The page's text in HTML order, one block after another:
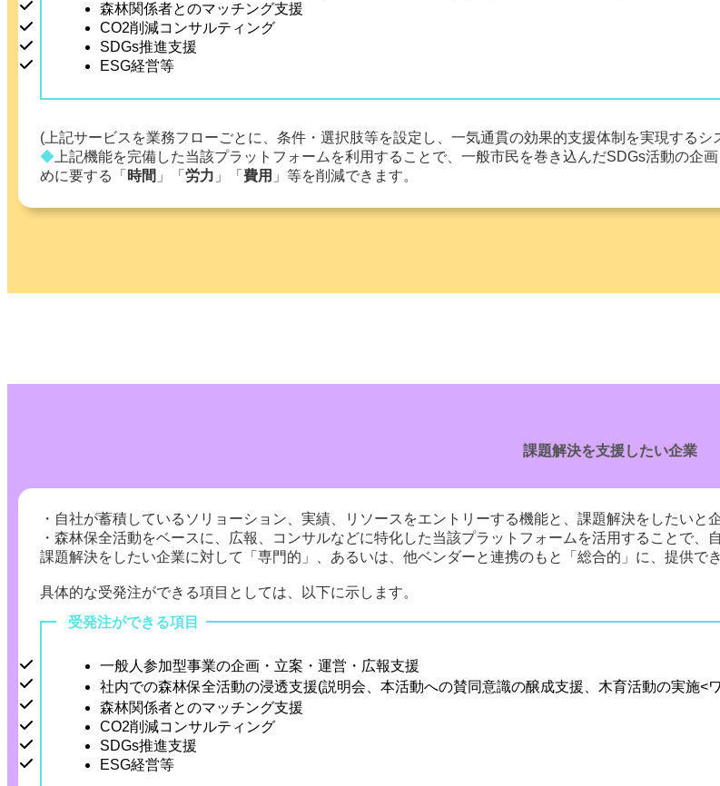
森林関係者とのマッチング支援
CO2削減コンサルティング
SDGs推進支援
ESG経営等
(上記サービスを業務フローごとに、条件・選択肢等を設定し、一気通貫の効果的支援体制を実現するシ
◆ 上記機能を完備した当該プラットフォーム を利用することで、一般市民を巻き込んだSDGs活動の企
めに要する「 時間 」「 労力 」「 費用 」等を削減できます。
課題解決を支援したい企業
・自社が蓄積しているソリョーション、実績、リソースをエントリーする機能と、課題解決をしたいと
・森林保全活動をベースに、広報、コンサルなどに特化した当該プラットフォームを活用することで、
課題解決をしたい企業に対して「専門的」、あるいは、他ベンダーと連携のもと「総合的」に、提供でき
具体的な受発注ができる項目としては、以下に示します。
受発注ができる項目
一般人参加型事業の企画・立案・運営・広報支援
社内での森林保全活動の浸透支援(説明会、本活動への賛同意識の醸成支援、木育活動の実施<
森林関係者とのマッチング支援
CO2削減コンサルティング
SDGs推進支援
ESG経営等